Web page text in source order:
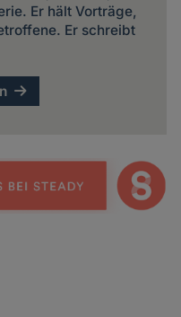
Er hält Vorträge,
Er schreibt